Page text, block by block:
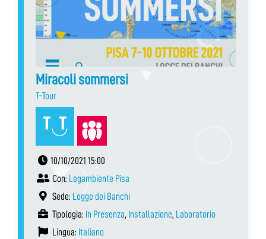
Miracoli sommersi
T-Tour
10/10/2021 15:00
Con: Legambiente Pisa
Sede: Logge dei Banchi
Tipologia: In Presenza, Installazione, Laboratorio
Lingua: Italiano